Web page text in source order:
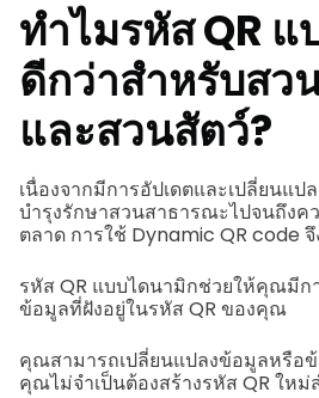
ทำไมรหัส QR
ดีกว่าสำหรับสว
และสวนสัตว์?
เนื่องจากมีการอัปเดตและเปลี่ยนแป
บำรุงรักษาสวนสาธารณะไปจนถึงค
ตลาด การใช้ Dynamic QR code จึ
รหัส QR แบบไดนามิกช่วยให้คุณมีก
ข้อมูลที่ฝังอยู่ในรหัส QR ของคุณ
คุณสามารถเปลี่ยนแปลงข้อมูลหรือข้
คุณไม่จำเป็นต้องสร้างรหัส QR ให